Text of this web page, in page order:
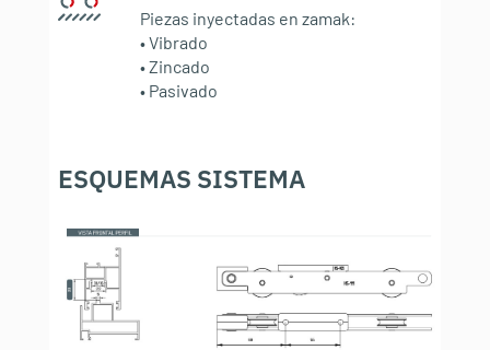
Piezas inyectadas en zamak:
• Vibrado
• Zincado
• Pasivado
ESQUEMAS SISTEMA: